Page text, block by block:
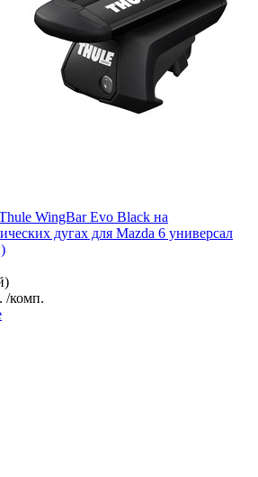
WingBar Evo Black на
дугах для Mazda 6 универсал
/комп.